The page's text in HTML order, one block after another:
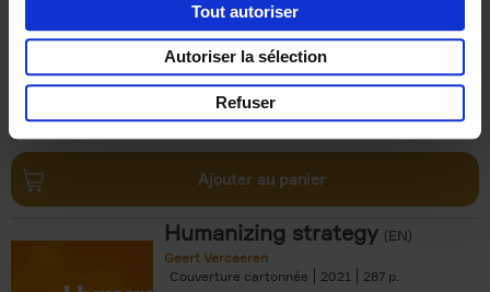
Tout autoriser
Autoriser la sélection
Refuser
€37,50
Ajouter au panier
Humanizing strategy (EN)
Geert Vercaeren
Couverture cartonnée
2021 287